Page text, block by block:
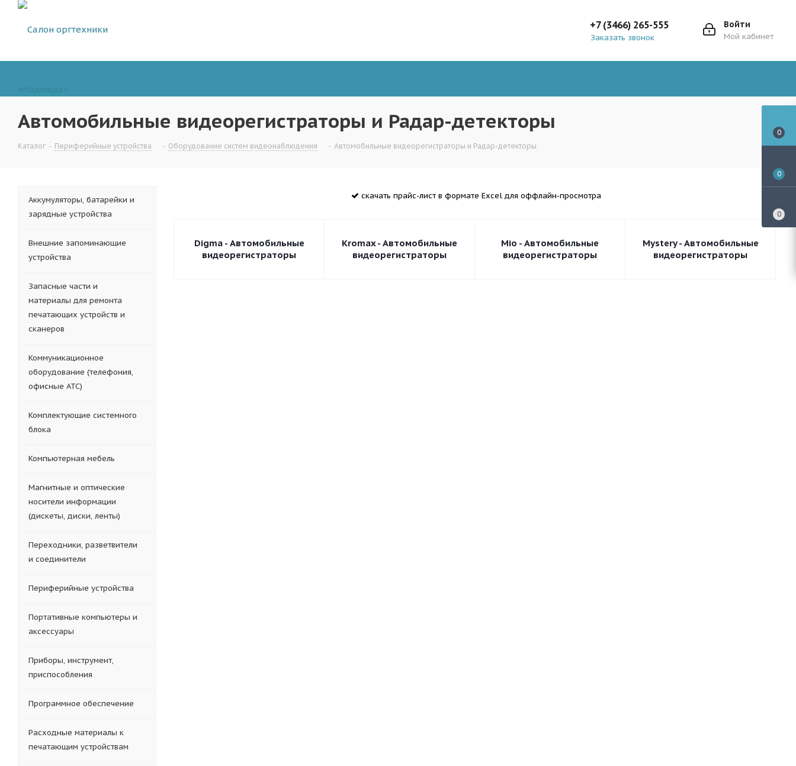
Войти
Мой кабинет
+7 (3466) 265-555
Заказать звонок
Автомобильные видеорегистраторы и Радар-детекторы
Каталог - Периферийные устройства - Оборудование систем видеонаблюдения - Автомобильные видеорегистраторы и Радар-детекторы
скачать прайс-лист в формате Excel для оффлайн-просмотра
Digma - Автомобильные
видеорегистраторы
Kromax - Автомобильные
видеорегистраторы
Mio - Автомобильные
видеорегистраторы
Mystery - Автомобильные
видеорегистраторы
Аккумуляторы, батарейки и
зарядные устройства
Внешние запоминающие
устройства
Запасные части и
материалы для ремонта
печатающих устройств и
сканеров
Коммуникационное
оборудование (телефония,
офисные АТС)
Комплектующие системного
блока
Компьютерная мебель
Магнитные и оптические
носители информации
(дискеты, диски, ленты)
Переходники, разветвители
и соединители
Периферийные устройства
Портативные компьютеры и
аксессуары
Приборы, инструмент,
приспособления
Программное обеспечение
Расходные материалы к
печатающим устройствам
0
0
0